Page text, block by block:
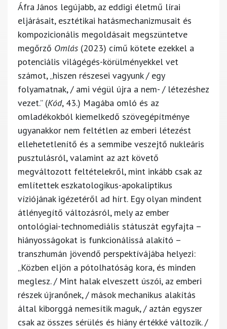
Áfra János legújabb, az eddigi életmű lírai
eljárásait, esztétikai hatásmechanizmusait és
kompozicionális megoldásait megszüntetve
megőrző Omlás (2023) című kötete ezekkel a
potenciális világégés-körülményekkel vet
számot, „hiszen részesei vagyunk / egy
folyamatnak, / ami végül újra a nem- / létezéshez
vezet.” (Kód, 43.) Magába omló és az
omladékokból kiemelkedő szövegépítménye
ugyanakkor nem feltétlen az emberi létezést
ellehetetlenítő és a semmibe veszejtő nukleáris
pusztulásról, valamint az azt követő
megváltozott feltételekről, mint inkább csak az
említettek eszkatologikus-apokaliptikus
víziójának igézetéről ad hírt. Egy olyan mindent
átlényegítő változásról, mely az ember
ontológiai-technomediális státuszát egyfajta –
hiányosságokat is funkcionálissá alakító –
transzhumán jövendő perspektívájába helyezi:
„Közben eljön a pótolhatóság kora, és minden
meglesz. / Mint halak elveszett úszói, az emberi
részek újranőnek, / mások mechanikus alakítás
által kiborggá nemesítik maguk, / aztán egyszer
csak az összes sérülés és hiány értékké változik. /